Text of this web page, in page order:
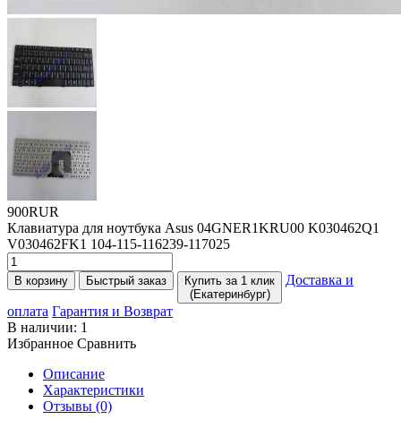
900RUR
Клавиатура для ноутбука Asus 04GNER1KRU00 K030462Q1
V030462FK1 104-115-116239-117025
В корзину Быстрый заказ
Купить за 1 клик
(Екатеринбург)
Доставка и
оплата Гарантия и Возврат
В наличии: 1
Избранное Сравнить
Описание
Характеристики
Отзывы (0)